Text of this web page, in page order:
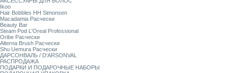
Ikoo
Hair Bobbles HH Simonsen
Macadamia Расчески
Beauty Bar
Steam Pod L'Oreal Professional
Oribe Расчески
Alterna Brush Расчески
Shu Uemura Расчески
ДАРСОНВАЛЬ / D'ARSONVAL
РАСПРОДАЖА
ПОДАРКИ И ПОДАРОЧНЫЕ НАБОРЫ